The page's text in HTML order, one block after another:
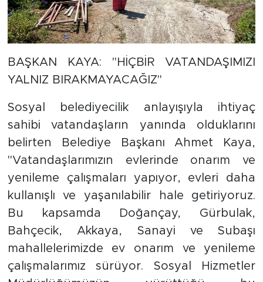
BAŞKAN KAYA: "HİÇBİR VATANDAŞIMIZI
YALNIZ BIRAKMAYACAĞIZ"
Sosyal belediyecilik anlayışıyla ihtiyaç
sahibi vatandaşların yanında olduklarını
belirten Belediye Başkanı Ahmet Kaya,
"Vatandaşlarımızın evlerinde onarım ve
yenileme çalışmaları yapıyor, evleri daha
kullanışlı ve yaşanılabilir hale getiriyoruz.
Bu kapsamda Doğançay, Gürbulak,
Bahçecik, Akkaya, Sanayi ve Subaşı
mahallelerimizde ev onarım ve yenileme
çalışmalarımız sürüyor. Sosyal Hizmetler